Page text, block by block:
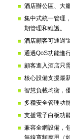
酒店辦公區、大
集中式統一管理
期管理和維護。
酒店顧客可通過“
通過QoS功能進
顧客進入酒店只
核心設備支援最
智慧負載均衡，
多種安全管理功
支援電子白板功
兼容全網設備，
無線寬頻應用（